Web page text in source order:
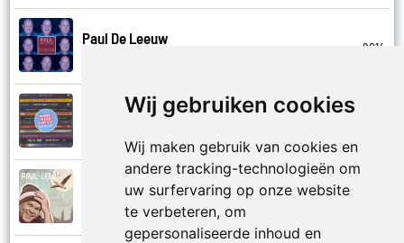
Wij gebruiken cookies
Wij maken gebruik van cookies en
andere tracking-technologieën om
uw surfervaring op onze website
te verbeteren, om
gepersonaliseerde inhoud en
Paul De Leeuw
2014
Paul De Leeuw en Adje
Paul De Leeuw
Kerstmis